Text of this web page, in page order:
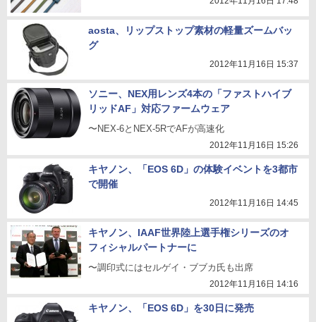
aosta、リップストップ素材の軽量ズームバッ
グ
2012年11月16日 15:37
ソニー、NEX用レンズ4本の「ファストハイブ
リッドAF」対応ファームウェア
〜NEX-6とNEX-5RでAFが高速化
2012年11月16日 15:26
キヤノン、「EOS 6D」の体験イベントを3都市
で開催
2012年11月16日 14:45
キヤノン、IAAF世界陸上選手権シリーズのオ
フィシャルパートナーに
〜調印式にはセルゲイ・ブブカ氏も出席
2012年11月16日 14:16
キヤノン、「EOS 6D」を30日に発売